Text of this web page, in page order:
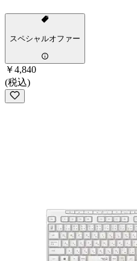
スペシャルオファー
￥4,840
(税込)